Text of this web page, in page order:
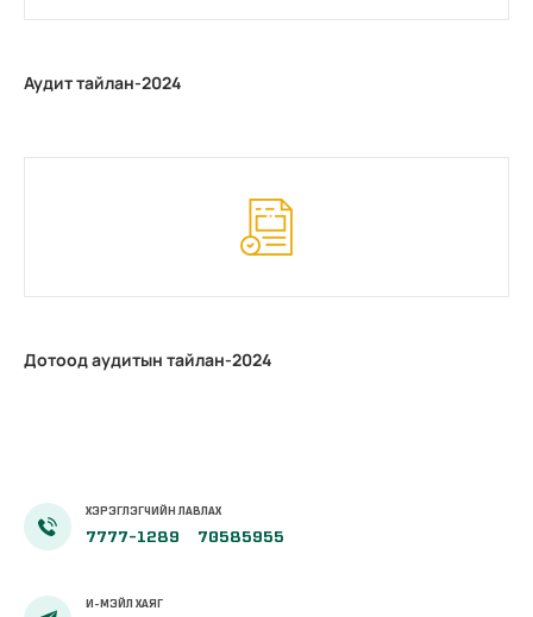
Аудит тайлан-2024
Дотоод аудитын тайлан-2024
ХЭРЭГЛЭГЧИЙН ЛАВЛАХ
7777-1289 70585955
И-МЭЙЛ ХАЯГ